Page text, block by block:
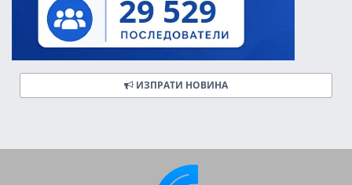
ИЗПРАТИ НОВИНА